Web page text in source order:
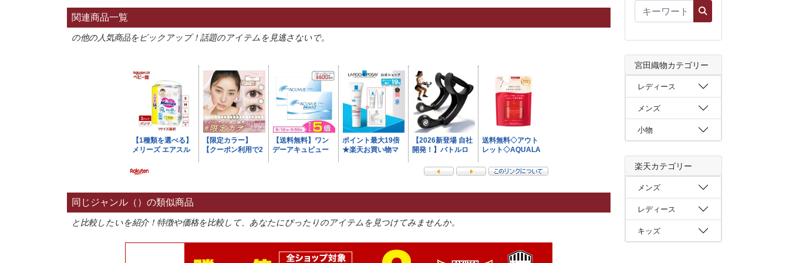
関連商品一覧
の他の人気商品をピックアップ！話題のアイテムを見逃さないで。
同じジャンル（）の類似商品
と比較したいを紹介！特徴や価格を比較して、あなたにぴったりのアイテムを見つけてみませんか。
宮田織物カテゴリー
レディース
メンズ
小物
楽天カテゴリー
メンズ
レディース
キッズ